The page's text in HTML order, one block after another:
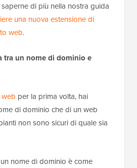
di più nella nostra guida
una nuova estensione di
web.
tra un nome di dominio e
per la prima volta, hai
di dominio che di un web
non sono sicuri di quale sia
nome di dominio è come